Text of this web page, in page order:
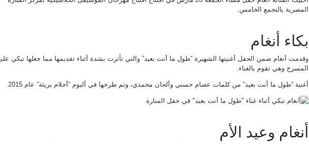
غناء
المصرية بالتجمع الخامس.
بكاء أنغام
وقدمت أنغام ضمن الحفل أغنيتها الشهيرة “طول ما أنت بعيد” والتي تأثرت بشدة أثناء تقديمها مما جعلها تبكي
المسرح وهي تقوم بالغناء.
أغنية “طول ما أنت بعيد” من كلمات عصام حسني وألحان محمدي، وتم طرحها في ألبوم “أحلام بريئة” عام 2015.
أنغام وعيد الأم